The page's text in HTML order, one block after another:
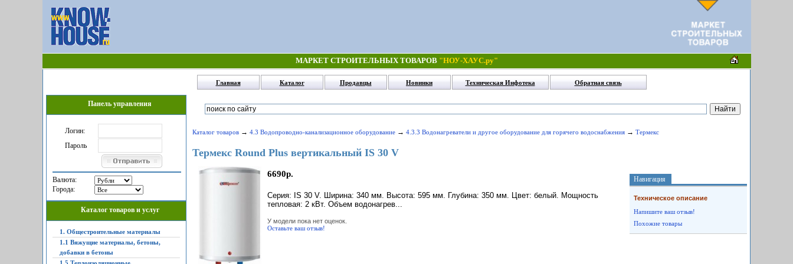
МАРКЕТ СТРОИТЕЛЬНЫХ ТОВАРОВ "НОУ-ХАУС.ру"
Главная Каталог Продавцы Новинки Техническая Инфотека Обратная связь
Панель управления
Логин:
Пароль
Валюта:
Города:
Каталог товаров и услуг
1. Общестроительные материалы
1.1 Вяжущие материалы, бетоны,
добавки в бетоны
Каталог товаров → 4.3 Водопроводно-канализационное оборудование → 4.3.3 Водонагреватели и другое оборудование для горячего водоснабжения → Термекс
Термекс Round Plus вертикальный IS 30 V
6690р.
Серия: IS 30 V. Ширина: 340 мм. Высота: 595 мм. Глубина: 350 мм. Цвет: белый. Мощность
тепловая: 2 кВт. Объем водонагрев...
У модели пока нет оценок.
Оставьте ваш отзыв!
Навигация
Техническое описание
Напишите ваш отзыв!
Похожие товары